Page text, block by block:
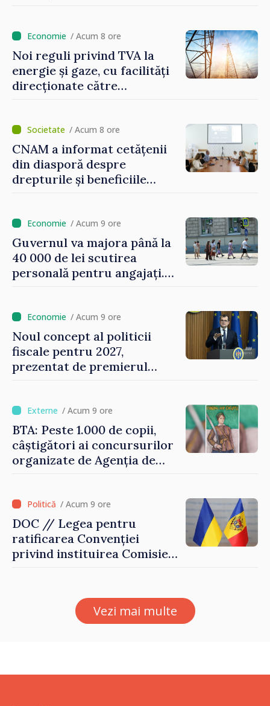
/ Acum 8 ore
Noi reguli privind TVA la
energie și gaze, cu facilități
direcționate către
/ Acum 8 ore
CNAM a informat cetățenii
din diasporă despre
drepturile și beneficiile
/ Acum 9 ore
Guvernul va majora până la
40 000 de lei scutirea
personală pentru angajați.
oamenilor”/ Acum 9 ore
Noul concept al politicii
fiscale pentru 2027,
prezentat de premierul
investițiile, taxăm viciile și
echilibrăm taxarea
consumului”
/ Acum 9 ore
BTA: Peste 1.000 de copii,
câștigători ai concursurilor
organizate de Agenția de
/ Acum 9 ore
DOC // Legea pentru
ratificarea Convenției
privind instituirea Comisiei
Monitorul Oficial
Vezi mai multe